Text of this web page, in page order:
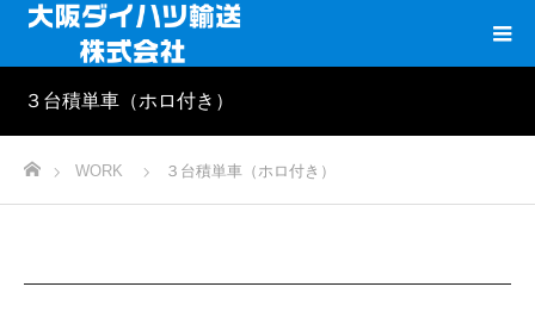
３台積単車（ホロ付き）
ホームWORK ３台積単車（ホロ付き）